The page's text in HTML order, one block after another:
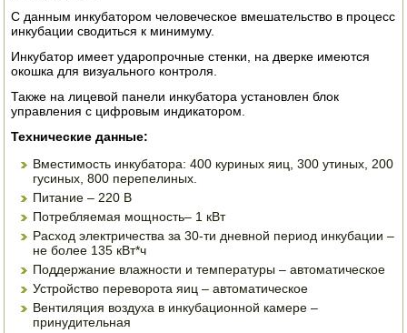
ЭЛЕКТРО ШАШЛЫЧНИЦЫ
СОКОВЫЖИМАЛКИ
ТОВАРЫ ДЛЯ ЗИМЫ
ДЛЯ ФЕРМЕРА
ОБОРУДОВАНИЕ ДЛЯ ПЧЕЛОВОДСТВА
ДОИЛЬНЫЕ АППАРАТЫ
СРЕДСТВА ОТ ВРЕДИТЕЛЕЙ
С данным инкубатором человеческое вмешательство в процесс
инкубации сводиться к минимуму.
Инкубатор имеет ударопрочные стенки, на дверке имеются
окошка для визуального контроля.
Также на лицевой панели инкубатора установлен блок
управления с цифровым индикатором.
Технические данные:
Вместимость инкубатора: 400 куриных яиц, 300 утиных, 200
гусиных, 800 перепелиных.
Питание – 220 В
Потребляемая мощность– 1 кВт
Расход электричества за 30-ти дневной период инкубации –
не более 135 кВт*ч
Поддержание влажности и температуры – автоматическое
Устройство переворота яиц – автоматическое
Вентиляция воздуха в инкубационной камере –
принудительная